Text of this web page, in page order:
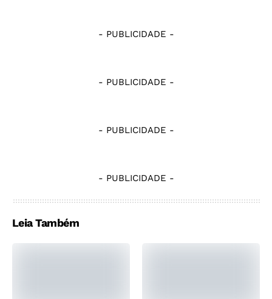
- PUBLICIDADE -
- PUBLICIDADE -
- PUBLICIDADE -
- PUBLICIDADE -
Leia Também